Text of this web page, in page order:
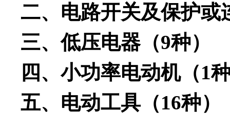
二、电路开关及保护或
三、低压电器（9种）
四、小功率电动机（1
五、电动工具（16种）